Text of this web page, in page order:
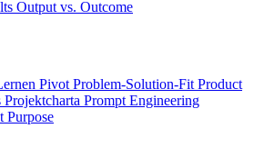
Output vs. Outcome
Pivot Problem-Solution-Fit Product
Projektcharta Prompt Engineering
Purpose